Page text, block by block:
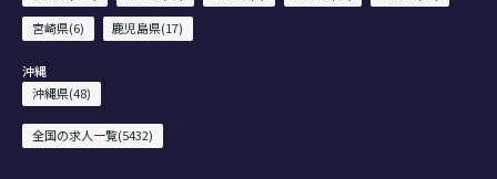
宮崎県(6)
鹿児島県(17)
沖縄
沖縄県(48)
全国の求人一覧(5432)